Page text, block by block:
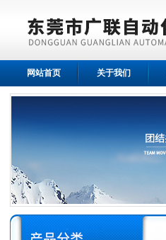
网站首页 关于我们